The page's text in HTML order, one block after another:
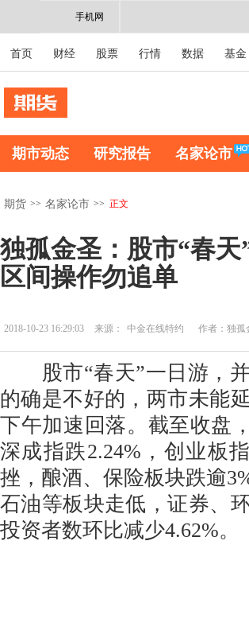
手机网
首页 财经 股票 行情 数据 基金
期市动态 研究报告 名家论市
期货 >> 名家论市 >> 正文
独孤金圣：股市“春
区间操作勿追单
2018-10-23 16:29:03 来源： 中金在线特约 作者：独孤
股市“春天”一日游，并
的确是不好的，两市未能
下午加速回落。截至收盘
深成指跌2.24%，创业板
挫，酿酒、保险板块跌逾
石油等板块走低，证券、
投资者数环比减少4.62%。